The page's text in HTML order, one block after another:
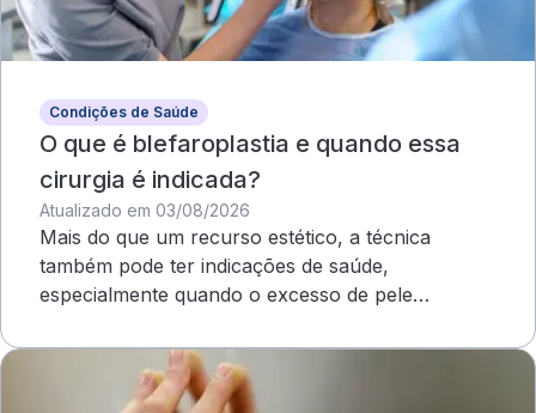
Condições de Saúde
O que é blefaroplastia e quando essa
cirurgia é indicada?
Atualizado em 03/08/2026
Mais do que um recurso estético, a técnica
também pode ter indicações de saúde,
especialmente quando o excesso de pele